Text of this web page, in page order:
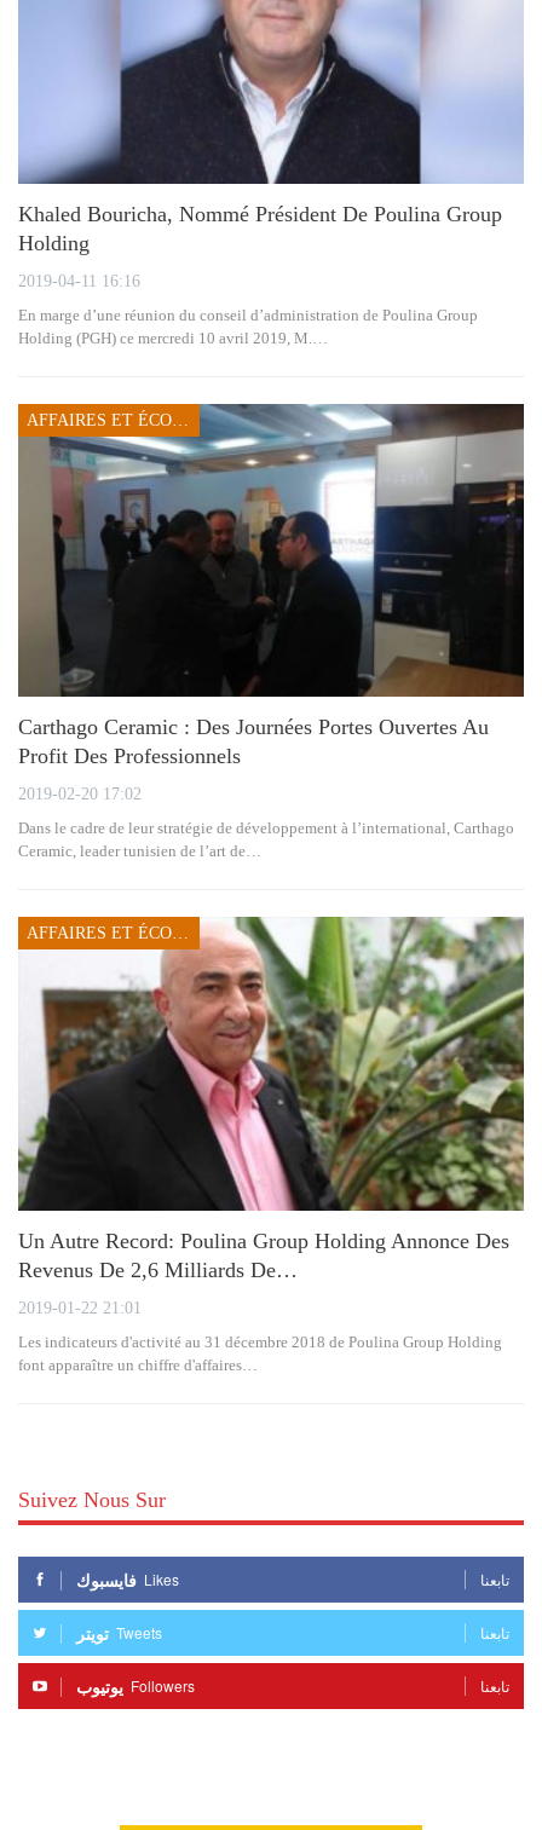
Khaled Bouricha, Nommé Président De Poulina Group
Holding
2019-04-11 16:16
En marge d’une réunion du conseil d’administration de Poulina Group
Holding (PGH) ce mercredi 10 avril 2019, M.…
AFFAIRES ET ÉCONOMIE
Carthago Ceramic : Des Journées Portes Ouvertes Au
Profit Des Professionnels
2019-02-20 17:02
Dans le cadre de leur stratégie de développement à l’international, Carthago
Ceramic, leader tunisien de l’art de…
AFFAIRES ET ÉCONOMIE
Un Autre Record: Poulina Group Holding Annonce Des
Revenus De 2,6 Milliards De…
2019-01-22 21:01
Les indicateurs d'activité au 31 décembre 2018 de Poulina Group Holding
font apparaître un chiffre d'affaires…
Suivez Nous Sur
فايسبوك Likes تابعنا
تويتر Tweets تابعنا
يوتيوب Followers تابعنا